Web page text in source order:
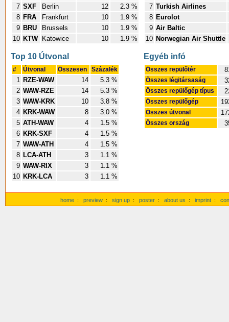
7 SXF Berlin 12
2.3 %
8 FRA Frankfurt 10
1.9 %
9 BRU Brussels 10
1.9 %
10 KTW Katowice 10 1.9 %
7 Turkish Airlines
8 Eurolot
9 Air Baltic
10 Norwegian Air Shuttle
Top 10 Útvonal
# Útvonal Összesen Százalék
1 RZE-WAW 14
5.3 %
2 WAW-RZE 14
5.3 %
3 WAW-KRK 10
3.8 %
4 KRK-WAW 8
3.0 %
5 ATH-WAW 4
1.5 %
6 KRK-SXF 4
1.5 %
7 WAW-ATH 4
1.5 %
8 LCA-ATH 3
1.1 %
9 WAW-RIX 3
1.1 %
10 KRK-LCA 3 1.1 %
Egyéb infó
Összes repülőtér
Összes légitársaság
Összes repülőgép típus
Összes repülőgép
Összes útvonal
Összes ország
home : preview : sign up : poster : about us : imprint :